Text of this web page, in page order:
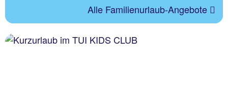
Alle Familienurlaub-Angebote